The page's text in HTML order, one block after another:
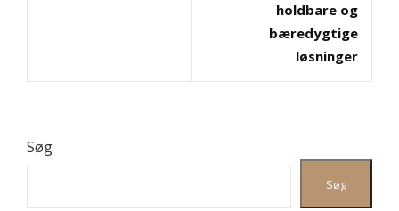
holdbare og
bæredygtige
løsninger
Søg
Søg